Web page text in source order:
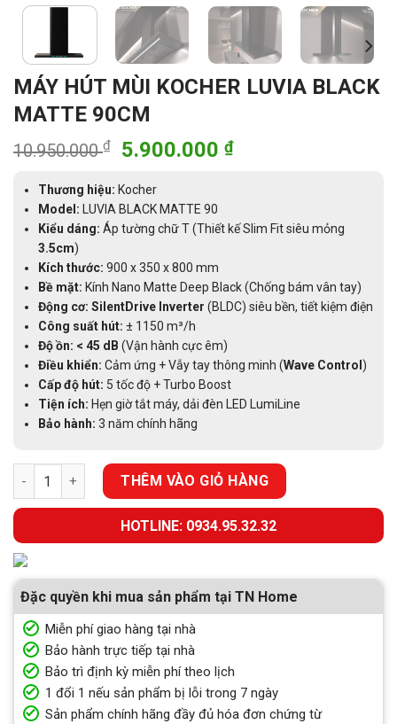
MÁY HÚT MÙI KOCHER LUVIA BLACK
MATTE 90CM
10.950.000₫
Giá
là:
10.950.000 ₫.
5.900.000 ₫Giá
5.900.000 ₫.
Thương hiệu: Kocher
Model: LUVIA BLACK MATTE 90
Kiểu dáng: Áp tường chữ T (Thiết kế Slim Fit siêu mỏng
3.5cm)
Kích thước: 900 x 350 x 800 mm
Bề mặt: Kính Nano Matte Deep Black (Chống bám vân tay)
Động cơ: SilentDrive Inverter (BLDC) siêu bền, tiết kiệm điện
Công suất hút: ± 1150 m³/h
Độ ồn: < 45 dB (Vận hành cực êm)
Điều khiển: Cảm ứng + Vẫy tay thông minh (Wave Control )
Cấp độ hút: 5 tốc độ + Turbo Boost
Tiện ích: Hẹn giờ tắt máy, dải đèn LED LumiLine
Bảo hành: 3 năm chính hãng
MÁY HÚT MÙI KOCHER LUVIA BLACK MATTE 90CM số lượng
THÊM VÀO GIỎ HÀNG
HOTLINE: 0934.95.32.32
Đặc quyền khi mua sản phẩm tại TN Home
Miễn phí giao hàng tại nhà
Bảo hành trực tiếp tại nhà
Bảo trì định kỳ miễn phí theo lịch
1 đổi 1 nếu sản phẩm bị lỗi trong 7 ngày
Sản phẩm chính hãng đầy đủ hóa đơn chứng từ